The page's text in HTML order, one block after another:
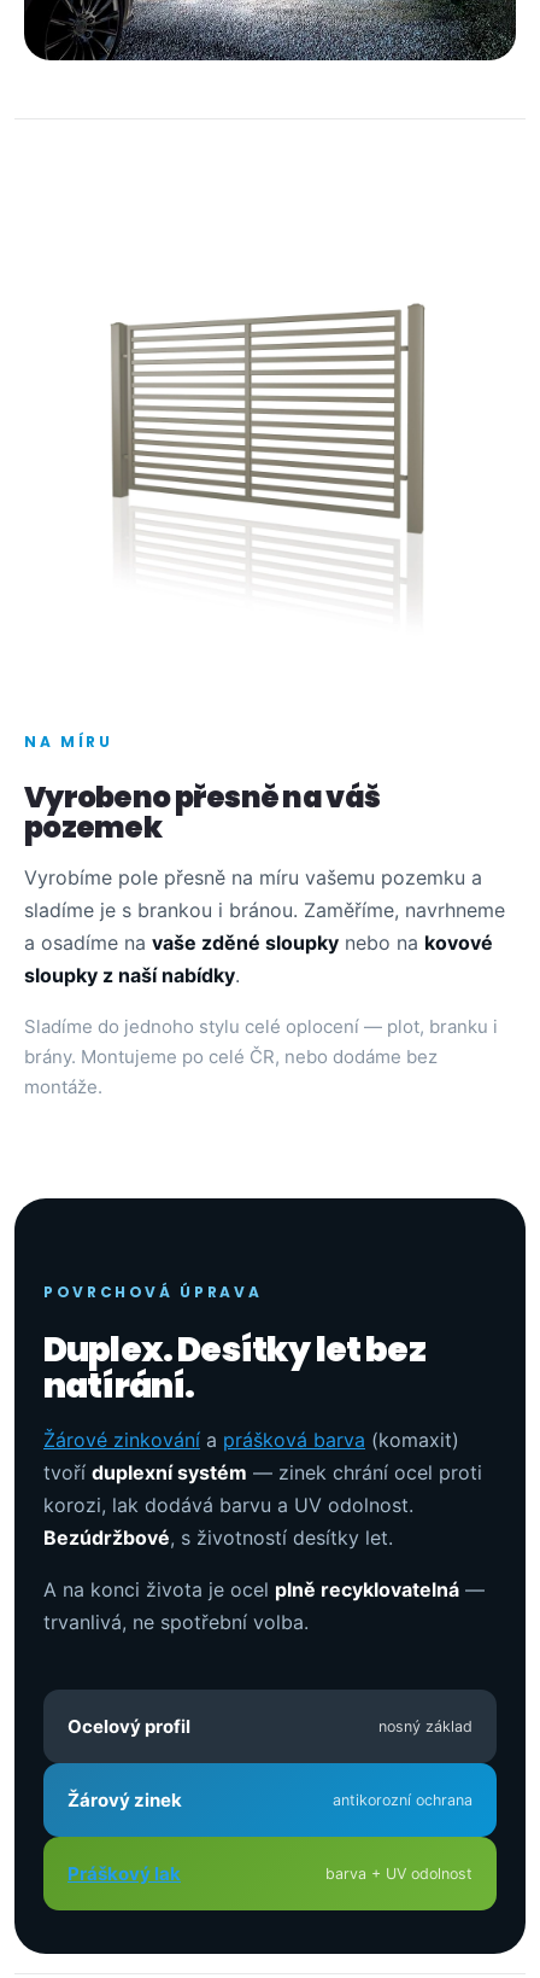
NA MÍRU
Vyrobeno přesně na váš
pozemek
Vyrobíme pole přesně na míru vašemu pozemku a
sladíme je s brankou i bránou. Zaměříme, navrhneme
a osadíme na vaše zděné sloupky nebo na kovové
sloupky z naší nabídky.
Sladíme do jednoho stylu celé oplocení — plot, branku i
brány. Montujeme po celé ČR, nebo dodáme bez
montáže.
POVRCHOVÁ ÚPRAVA
Duplex. Desítky let bez
natírání.
Žárové zinkování a prášková barva (komaxit)
tvoří duplexní systém — zinek chrání ocel proti
korozi, lak dodává barvu a UV odolnost.
Bezúdržbové, s životností desítky let.
A na konci života je ocel plně recyklovatelná —
trvanlivá, ne spotřební volba.
Ocelový profil nosný základ
Žárový zinek antikorozní ochrana
Práškový lak barva + UV odolnost